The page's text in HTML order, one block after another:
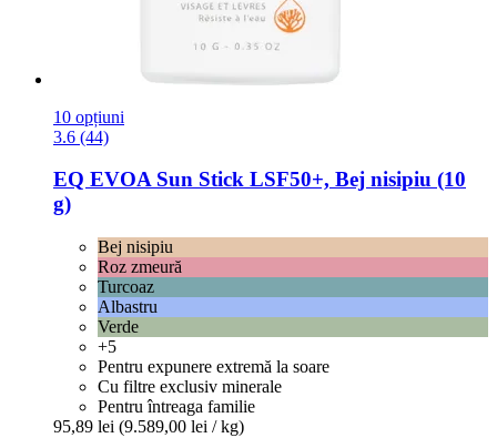
10 opțiuni
3.6 (44)
EQ EVOASun Stick LSF50+, Bej nisipiu (10
g)
Bej nisipiu
Roz zmeură
Turcoaz
Albastru
Verde
+5
Pentru expunere extremă la soare
Cu filtre exclusiv minerale
Pentru întreaga familie
95,89 lei (9.589,00 lei / kg)